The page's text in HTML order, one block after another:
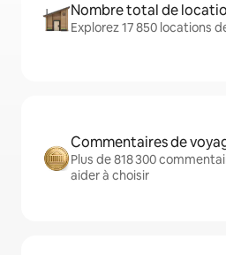
Nombre total de
Explorez 17 850 locations
Commentaires de
Plus de 818 300
aider à choisir